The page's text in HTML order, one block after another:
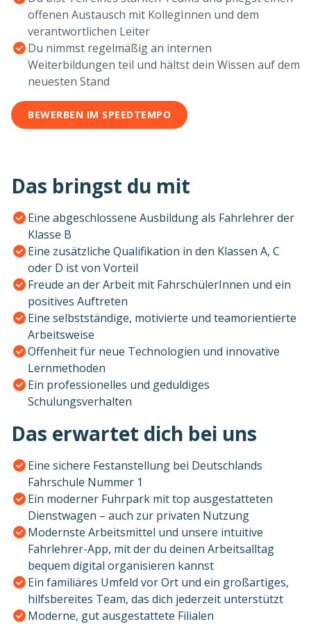
offenen Austausch mit KollegInnen und dem
verantwortlichen Leiter
Du nimmst regelmäßig an internen
Weiterbildungen teil und hältst dein Wissen auf dem
neuesten Stand
BEWERBEN IM SPEEDTEMPO
Das bringst du mit
Eine abgeschlossene Ausbildung als Fahrlehrer der
Klasse B
Eine zusätzliche Qualifikation in den Klassen A, C
oder D ist von Vorteil
Freude an der Arbeit mit FahrschülerInnen und ein
positives Auftreten
Eine selbstständige, motivierte und teamorientierte
Arbeitsweise
Offenheit für neue Technologien und innovative
Lernmethoden
Ein professionelles und geduldiges
Schulungsverhalten
Das erwartet dich bei uns
Eine sichere Festanstellung bei Deutschlands
Fahrschule Nummer 1
Ein moderner Fuhrpark mit top ausgestatteten
Dienstwagen – auch zur privaten Nutzung
Modernste Arbeitsmittel und unsere intuitive
Fahrlehrer-App, mit der du deinen Arbeitsalltag
bequem digital organisieren kannst
Ein familiäres Umfeld vor Ort und ein großartiges,
hilfsbereites Team, das dich jederzeit unterstützt
Moderne, gut ausgestattete Filialen